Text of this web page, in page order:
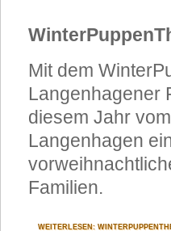
Mit dem
Langenhagener
diesem Jahr
Langenhagen
Familien.
WEITERLESEN: